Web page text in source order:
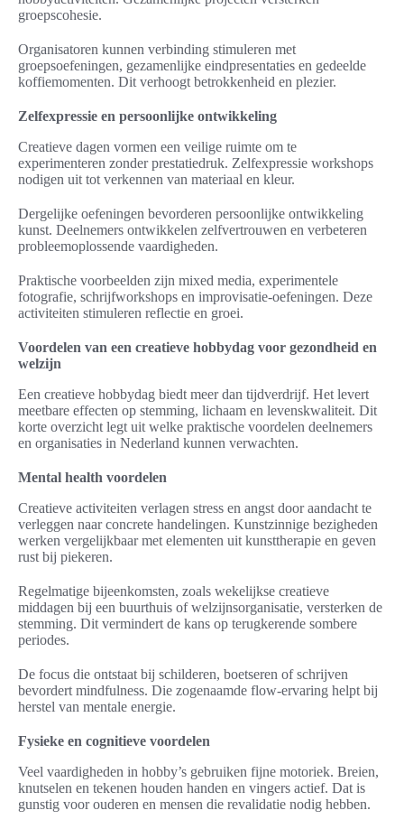
groepscohesie.
Organisatoren kunnen verbinding stimuleren met
groepsoefeningen, gezamenlijke eindpresentaties en gedeelde
koffiemomenten. Dit verhoogt betrokkenheid en plezier.
Zelfexpressie en persoonlijke ontwikkeling
Creatieve dagen vormen een veilige ruimte om te
experimenteren zonder prestatiedruk. Zelfexpressie workshops
nodigen uit tot verkennen van materiaal en kleur.
Dergelijke oefeningen bevorderen persoonlijke ontwikkeling
kunst. Deelnemers ontwikkelen zelfvertrouwen en verbeteren
probleemoplossende vaardigheden.
Praktische voorbeelden zijn mixed media, experimentele
fotografie, schrijfworkshops en improvisatie-oefeningen. Deze
activiteiten stimuleren reflectie en groei.
Voordelen van een creatieve hobbydag voor gezondheid en
welzijn
Een creatieve hobbydag biedt meer dan tijdverdrijf. Het levert
meetbare effecten op stemming, lichaam en levenskwaliteit. Dit
korte overzicht legt uit welke praktische voordelen deelnemers
en organisaties in Nederland kunnen verwachten.
Mental health voordelen
Creatieve activiteiten verlagen stress en angst door aandacht te
verleggen naar concrete handelingen. Kunstzinnige bezigheden
werken vergelijkbaar met elementen uit kunsttherapie en geven
rust bij piekeren.
Regelmatige bijeenkomsten, zoals wekelijkse creatieve
middagen bij een buurthuis of welzijnsorganisatie, versterken de
stemming. Dit vermindert de kans op terugkerende sombere
periodes.
De focus die ontstaat bij schilderen, boetseren of schrijven
bevordert mindfulness. Die zogenaamde flow-ervaring helpt bij
herstel van mentale energie.
Fysieke en cognitieve voordelen
Veel vaardigheden in hobby’s gebruiken fijne motoriek. Breien,
knutselen en tekenen houden handen en vingers actief. Dat is
gunstig voor ouderen en mensen die revalidatie nodig hebben.